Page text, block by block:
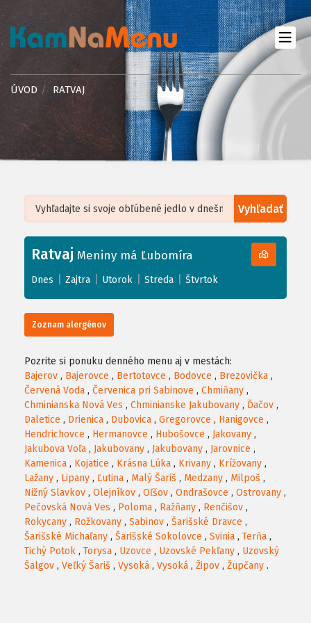
ÚVOD RATVAJ
Vyhľadať
+
−
Leaflet| ©OpenStreetMap, Tiles courtesy ofHumanitarian OpenStreetMap
Ratvaj Meniny má Ľubomíra
Dnes Zajtra Utorok Streda Štvrtok
Zoznam alergénov
Pozrite si ponuku denného menu aj v mestách:
Bajerov , Bajerovce , Bertotovce , Bodovce , Brezovička ,
Červená Voda , Červenica pri Sabinove , Chmiňany ,
Chminianska Nová Ves , Chminianske Jakubovany , Ďačov ,
Daletice , Drienica , Dubovica , Gregorovce , Hanigovce ,
Hendrichovce , Hermanovce , Hubošovce , Jakovany ,
Jakubova Voľa , Jakubovany , Jakubovany , Jarovnice ,
Kamenica , Kojatice , Krásna Lúka , Krivany , Krížovany ,
Lažany , Lipany , Ľutina , Malý Šariš , Medzany , Milpoš ,
Nižný Slavkov , Olejníkov , Oľšov , Ondrašovce , Ostrovany ,
Pečovská Nová Ves , Poloma , Ražňany , Renčišov ,
Rokycany , Rožkovany , Sabinov , Šarišské Dravce ,
Šarišské Michaľany , Šarišské Sokolovce , Svinia , Terňa ,
Tichý Potok , Torysa , Uzovce , Uzovské Pekľany , Uzovský
Šalgov , Veľký Šariš , Vysoká , Vysoká , Žipov , Župčany .